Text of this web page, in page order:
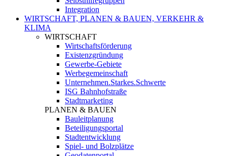
Integration
WIRTSCHAFT, PLANEN & BAUEN, VERKEHR &
KLIMA
WIRTSCHAFT
Wirtschaftsförderung
Existenzgründung
Gewerbe-Gebiete
Werbegemeinschaft
Unternehmen.Starkes.Schwerte
ISG Bahnhofstraße
Stadtmarketing
PLANEN & BAUEN
Bauleitplanung
Beteiligungsportal
Stadtentwicklung
Spiel- und Bolzplätze